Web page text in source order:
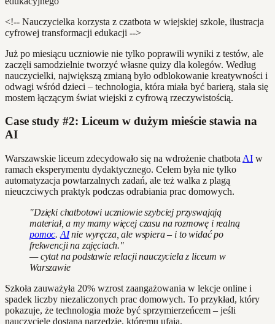
<!-- Nauczycielka korzysta z czatbota w wiejskiej szkole, ilustracja
cyfrowej transformacji edukacji -->
Już po miesiącu uczniowie nie tylko poprawili wyniki z testów, ale
zaczęli samodzielnie tworzyć własne quizy dla kolegów. Według
nauczycielki, największą zmianą było odblokowanie kreatywności i
odwagi wśród dzieci – technologia, która miała być barierą, stała się
mostem łączącym świat wiejski z cyfrową rzeczywistością.
Case study #2: Liceum w dużym mieście stawia na
AI
Warszawskie liceum zdecydowało się na wdrożenie chatbota AI w
ramach eksperymentu dydaktycznego. Celem była nie tylko
automatyzacja powtarzalnych zadań, ale też walka z plagą
nieuczciwych praktyk podczas odrabiania prac domowych.
"Dzięki chatbotowi uczniowie szybciej przyswajają
materiał, a my mamy więcej czasu na rozmowę i realną
pomoc. AInie wyręcza, ale wspiera – i to widać po
frekwencji na zajęciach."
— cytat na podstawie relacji nauczyciela z liceum w
Warszawie
Szkoła zauważyła 20% wzrost zaangażowania w lekcje online i
spadek liczby niezaliczonych prac domowych. To przykład, który
pokazuje, że technologia może być sprzymierzeńcem – jeśli
nauczyciele dostaną narzędzie, któremu ufają.